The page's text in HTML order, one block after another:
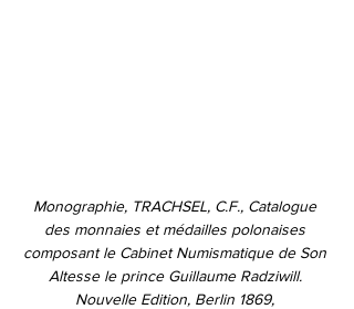
Monographie, TRACHSEL, C.F., Catalogue
des monnaies et médailles polonaises
composant le Cabinet Numismatique de Son
Altesse le prince Guillaume Radziwill.
Nouvelle Edition, Berlin 1869,